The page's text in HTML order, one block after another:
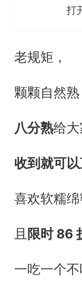
打
老规矩，
颗颗自然熟
八分熟给
收到就可以
喜欢软糯绵
且 限时 86
一吃一个